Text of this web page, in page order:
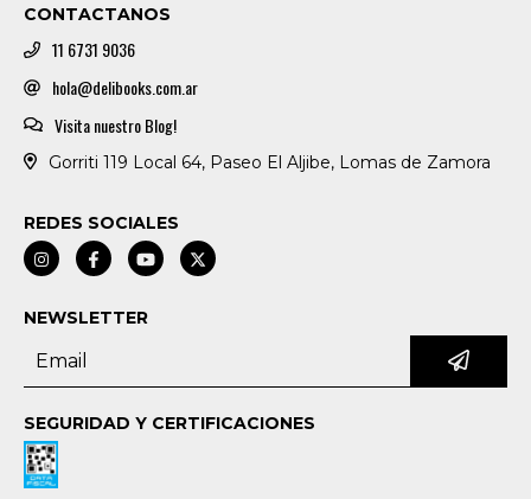
CONTACTANOS
11 6731 9036
hola@delibooks.com.ar
Visita nuestro Blog!
Gorriti 119 Local 64, Paseo El Aljibe, Lomas de Zamora
REDES SOCIALES
NEWSLETTER
SEGURIDAD Y CERTIFICACIONES